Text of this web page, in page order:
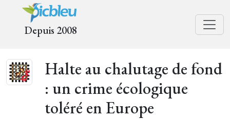
Depuis 2008
Halte au chalutage de fond
: un crime écologique
toléré en Europe